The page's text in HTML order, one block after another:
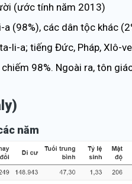
(ước tính năm 2013)
(98%), các dân tộc khác
li-a; tiếng Đức, Pháp, Xlô-
98%. Ngoài ra, tôn
năm